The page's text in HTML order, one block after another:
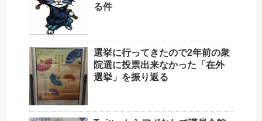
る件
選挙に行ってきたので2年前の衆
院選に投票出来なかった「在外
選挙」を振り返る